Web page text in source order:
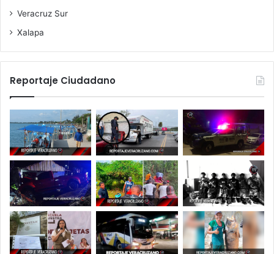
Veracruz Sur
Xalapa
Reportaje Ciudadano